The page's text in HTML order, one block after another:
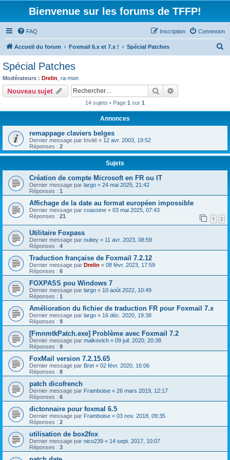
Bienvenue sur les forums de TFFP!
FAQ Connexion
Inscription
Accueil du forum Foxmail 6.x et 7.x ! Spécial Patches
r
Spécial Patches
Modérateurs : Drelin ra-mon
Nouveau sujet Rechercher
14 sujets • Page 1 sur 1
Annonces
remappage claviers belges
Dernier message par Invité « 12 avr. 2003, 19:52
Réponses : 2
Sujets
Création de compte Microsoft en FR ou IT
Dernier message par largo « 24 mai 2025, 21:42
Réponses : 1
Affichage de la date au format européen impossible
Dernier message par coassine « 03 mai 2025, 07:43
Réponses : 21 1 2
Utilitaire Foxpass
Dernier message par nuitey « 11 avr. 2023, 08:59
Réponses : 4
Traduction française de Foxmail 7.2.12
Dernier message par Drelin « 08 févr. 2023, 17:59
Réponses : 6
FOXPASS pou Windows 7
Dernier message par largo « 10 août 2022, 10:49
Réponses : 1
Amélioration du fichier de traduction FR pour Foxmail 7.x
Dernier message par largo « 16 déc. 2020, 19:38
Réponses : 9
[FmnmtkPatch.exe] Problème avec Foxmail 7.2
Dernier message par malkovich « 09 juil. 2020, 20:38
Réponses : 9
FoxMail version 7.2.15.65
Dernier message par Bret « 02 févr. 2020, 16:06
Réponses : 8
patch dicofrench
Dernier message par Framboise « 26 mars 2019, 12:17
Réponses : 6
dictonnaire pour foxmal 6.5
Dernier message par Framboise « 03 nov. 2018, 09:35
Réponses : 2
utilisation de box2fox
Dernier message par nico239 « 14 sept. 2017, 10:07
Réponses : 3